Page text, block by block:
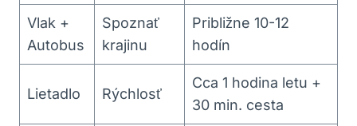
Vlak +
Autobus
Spoznať
krajinu
Približne 10-12
hodín
Lietadlo Rýchlosť
Cca 1 hodina letu +
30 min. cesta